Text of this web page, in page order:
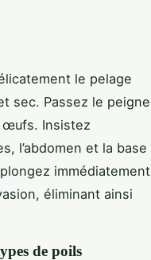
le pelage
sec. Passez le peigne
œufs. Insistez
l’abdomen et la base
immédiatement
éliminant ainsi
de poils